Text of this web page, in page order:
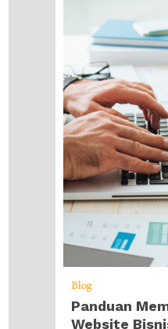
Blog
Panduan
Website